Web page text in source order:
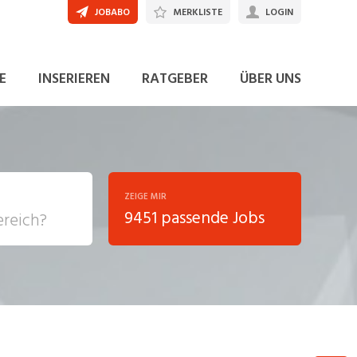
INSERIEREN RATGEBER ÜBER UNS
JOBABO MERKLISTE LOGIN
ZEIGE MIR
9451 passende Jobs